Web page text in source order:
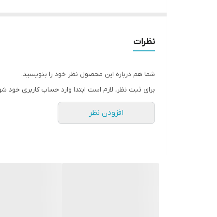
نظرات
شما هم درباره این محصول نظر خود را بنویسید.
برای ثبت نظر، لازم است ابتدا وارد حساب کاربری خود
افزودن نظر